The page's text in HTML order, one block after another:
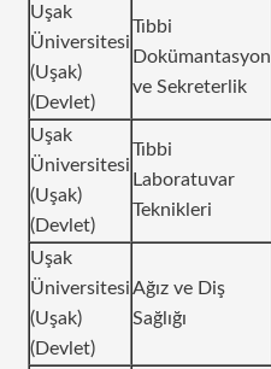
Uşak
Üniversitesi
(Uşak)
(Devlet)
Tıbbi
Dokümantasyon
ve Sekreterlik
Uşak
Üniversitesi
(Uşak)
(Devlet)
Tıbbi
Laboratuvar
Teknikleri
Uşak
Üniversitesi
(Uşak)
(Devlet)
Ağız ve Diş
Sağlığı